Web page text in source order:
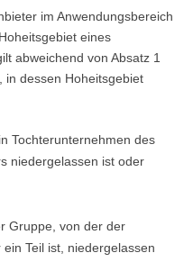
im Anwendungsbereich
eines
abweichend von Absatz 1
in dessen Hoheitsgebiet
Tochterunternehmen des
niedergelassen ist oder
Gruppe, von der der
Teil ist, niedergelassen